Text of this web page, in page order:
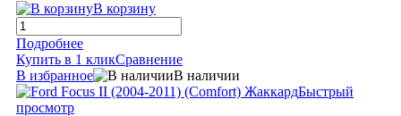
В корзину
Подробнее
Купить в 1 кликСравнение
В избранное
В наличии
Быстрый
просмотр